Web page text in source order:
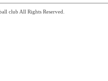
club All Rights Reserved.